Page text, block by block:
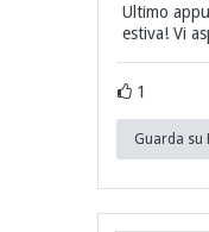
Ultimo
estiva! Vi
1
Guarda su